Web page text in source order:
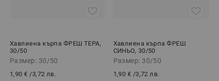
Хавлиена кърпа ФРЕШ ТЕРА,
30/50
Размер: 30/50
1,90 € /3,72 лв.
Хавлиена кърпа ФРЕШ
СИНЬО, 30/50
Размер: 30/50
1,90 € /3,72 лв.